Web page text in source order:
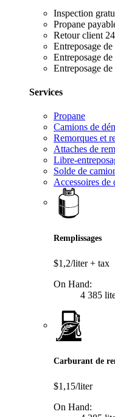
Inspection
Propane
Retour client
Entreposage de
Entreposage
Entreposage
Services
Propane
Camions de
Remorques et
Attaches de
Libre-
Solde de
Accessoires de
Remplissages
$1,2/liter+ tax
On Hand:
4 385
Carburant de
$1,15/liter
On Hand: